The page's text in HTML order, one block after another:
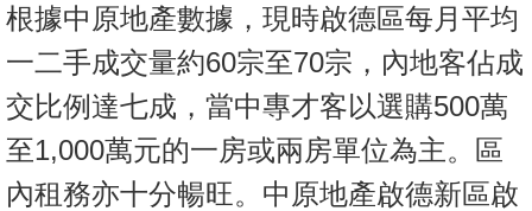
根據中原地產數據，現時啟德區每月平均
一二手成交量約60宗至70宗，內地客佔成
交比例達七成，當中專才客以選購500萬
至1,000萬元的一房或兩房單位為主。區
內租務亦十分暢旺。中原地產啟德新區啟